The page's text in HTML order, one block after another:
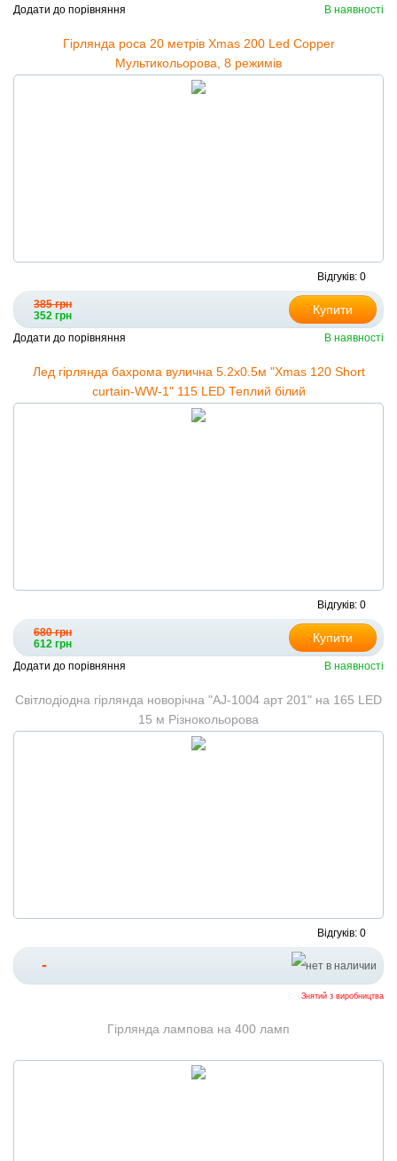
Додати до порівняння В наявності
Гірлянда роса 20 метрів Xmas 200 Led Copper
Мультикольорова, 8 режимів
Відгуків: 0
385 грн
352 грн
Купити
Додати до порівняння В наявності
Лед гірлянда бахрома вулична 5.2х0.5м "Xmas 120 Short
curtain-WW-1" 115 LED Теплий білий
Відгуків: 0
680 грн
612 грн
Купити
Додати до порівняння В наявності
Світлодіодна гірлянда новорічна "AJ-1004 арт 201" на 165 LED
15 м Різнокольорова
Відгуків: 0
-
Знятий з виробництва
Гірлянда лампова на 400 ламп